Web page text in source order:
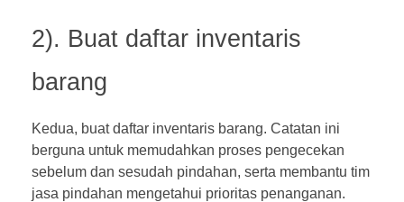
2). Buat daftar inventaris
barang
Kedua, buat daftar inventaris barang. Catatan ini
berguna untuk memudahkan proses pengecekan
sebelum dan sesudah pindahan, serta membantu tim
jasa pindahan mengetahui prioritas penanganan.